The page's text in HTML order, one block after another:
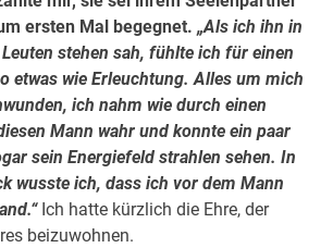
ersten Mal begegnet. „Als ich ihn in
stehen sah, fühlte ich für einen
etwas wie Erleuchtung. Alles um mich
ich nahm wie durch einen
Mann wahr und konnte ein paar
sein Energiefeld strahlen sehen. In
wusste ich, dass ich vor dem Mann
Ich hatte kürzlich die Ehre, der
beizuwohnen.